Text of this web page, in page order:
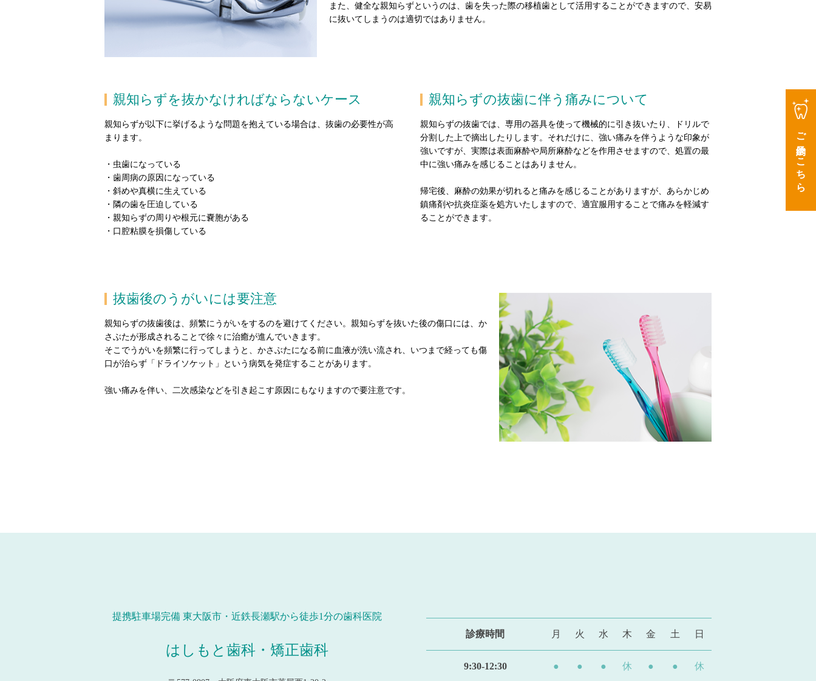
また、健全な親知らずというのは、歯を失った際の移植歯として活用することができますので、安易
に抜いてしまうのは適切ではありません。
親知らずを抜かなければならないケース
親知らずが以下に挙げるような問題を抱えている場合は、抜歯の必要性が高
まります。
・虫歯になっている
・歯周病の原因になっている
・斜めや真横に生えている
・隣の歯を圧迫している
・親知らずの周りや根元に嚢胞がある
・口腔粘膜を損傷している
親知らずの抜歯に伴う痛みについて
親知らずの抜歯では、専用の器具を使って機械的に引き抜いたり、ドリルで
分割した上で摘出したりします。それだけに、強い痛みを伴うような印象が
強いですが、実際は表面麻酔や局所麻酔などを作用させますので、処置の最
中に強い痛みを感じることはありません。
帰宅後、麻酔の効果が切れると痛みを感じることがありますが、あらかじめ
鎮痛剤や抗炎症薬を処方いたしますので、適宜服用することで痛みを軽減す
ることができます。
抜歯後のうがいには要注意
親知らずの抜歯後は、頻繁にうがいをするのを避けてください。親知らずを抜いた後の傷口には、か
さぶたが形成されることで徐々に治癒が進んでいきます。
そこでうがいを頻繁に行ってしまうと、かさぶたになる前に血液が洗い流され、いつまで経っても傷
口が治らず「ドライソケット」という病気を発症することがあります。
強い痛みを伴い、二次感染などを引き起こす原因にもなりますので要注意です。
提携駐車場完備 東大阪市・近鉄長瀬駅から徒歩1分の歯科医院
はしもと歯科・矯正歯科
診療時間 月 火 水 木 金 土 日
9:30-12:30 ● ● ● 休 ● ● 休
ご予約はこちら